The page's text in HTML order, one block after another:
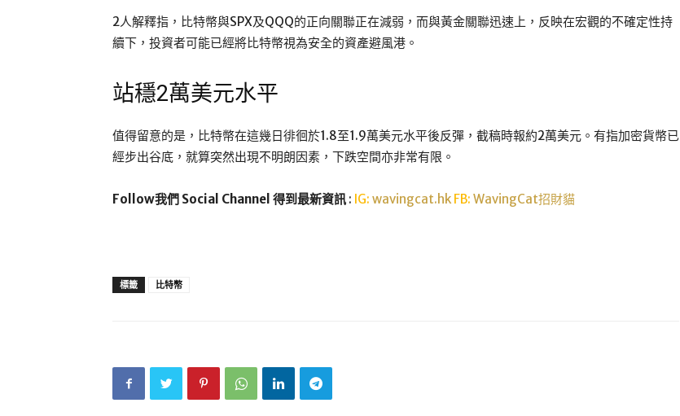
2人解釋指，比特幣與SPX及QQQ的正向關聯正在減弱，而與黃金關聯迅速上，反映在宏觀的不確定性持
續下，投資者可能已經將比特幣視為安全的資產避風港。
站穩2萬美元水平
值得留意的是，比特幣在這幾日徘徊於1.8至1.9萬美元水平後反彈，截稿時報約2萬美元。有指加密貨幣已
經步出谷底，就算突然出現不明朗因素，下跌空間亦非常有限。
Follow我們 Social Channel 得到最新資訊 : IG: wavingcat.hkFB: WavingCat招財貓
標籤 比特幣